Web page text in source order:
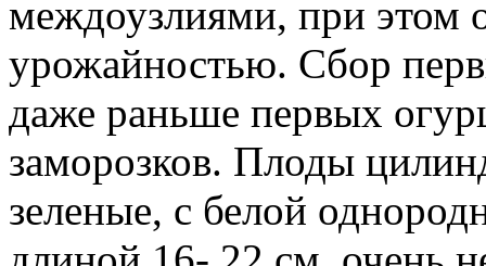
междоузлиями, при этом
урожайностью. Сбор
даже раньше первых
заморозков. Плоды
зеленые, с белой